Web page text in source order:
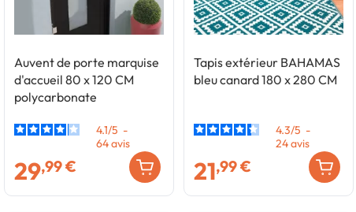
Auvent de porte marquise
d'accueil 80 x 120 CM
polycarbonate
4.1/5 -
64avis
29,99 €
Tapis extérieur BAHAMAS
bleu canard 180 x 280 CM
4.3/5 -
24avis
21,99 €